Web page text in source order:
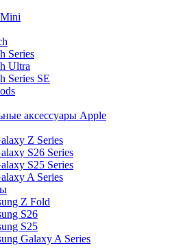
Series
Ultra
Series SE
аксессуары Apple
Z Series
S26 Series
S25 Series
A Series
Z Fold
S26
S25
Galaxy A Series